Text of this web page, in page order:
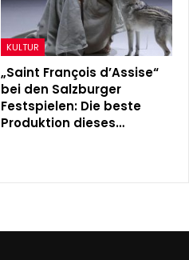
KULTUR
„Saint François d’Assise“
bei den Salzburger
Festspielen: Die beste
Produktion dieses…